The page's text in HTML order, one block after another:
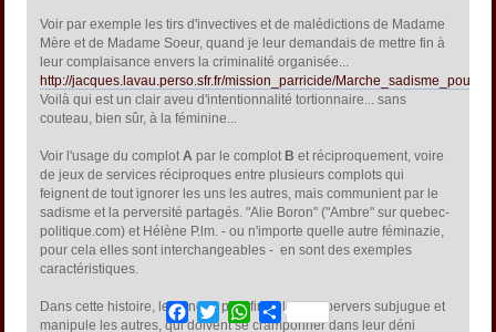
Voir par exemple les tirs d'invectives et de malédictions de Madame
Mère et de Madame Soeur, quand je leur demandais de mettre fin à
leur complaisance envers la criminalité organisée...
http://jacques.lavau.perso.sfr.fr/mission_parricide/
Voilà qui est un clair aveu d'intentionnalité tortionnaire... sans
couteau, bien sûr, à la féminine...
Voir l'usage du complotA par le complot B et réciproquement, voire
de jeux de services réciproques entre plusieurs complots qui
feignent de tout ignorer les uns les autres, mais communient par le
sadisme et la perversité partagés. "Alie Boron" ("Ambre" sur quebec-
politique.com) et Hélène P.lm. - ou n'importe quelle autre féminazie,
pour cela elles sont interchangeables - en sont des exemples
caractéristiques.
Dans cette histoire, le gang le plus fin et le plus pervers subjugue et
manipule les autres, qui doivent se cramponner dans leur déni
Facebook
TwitterWhatsApp
Share